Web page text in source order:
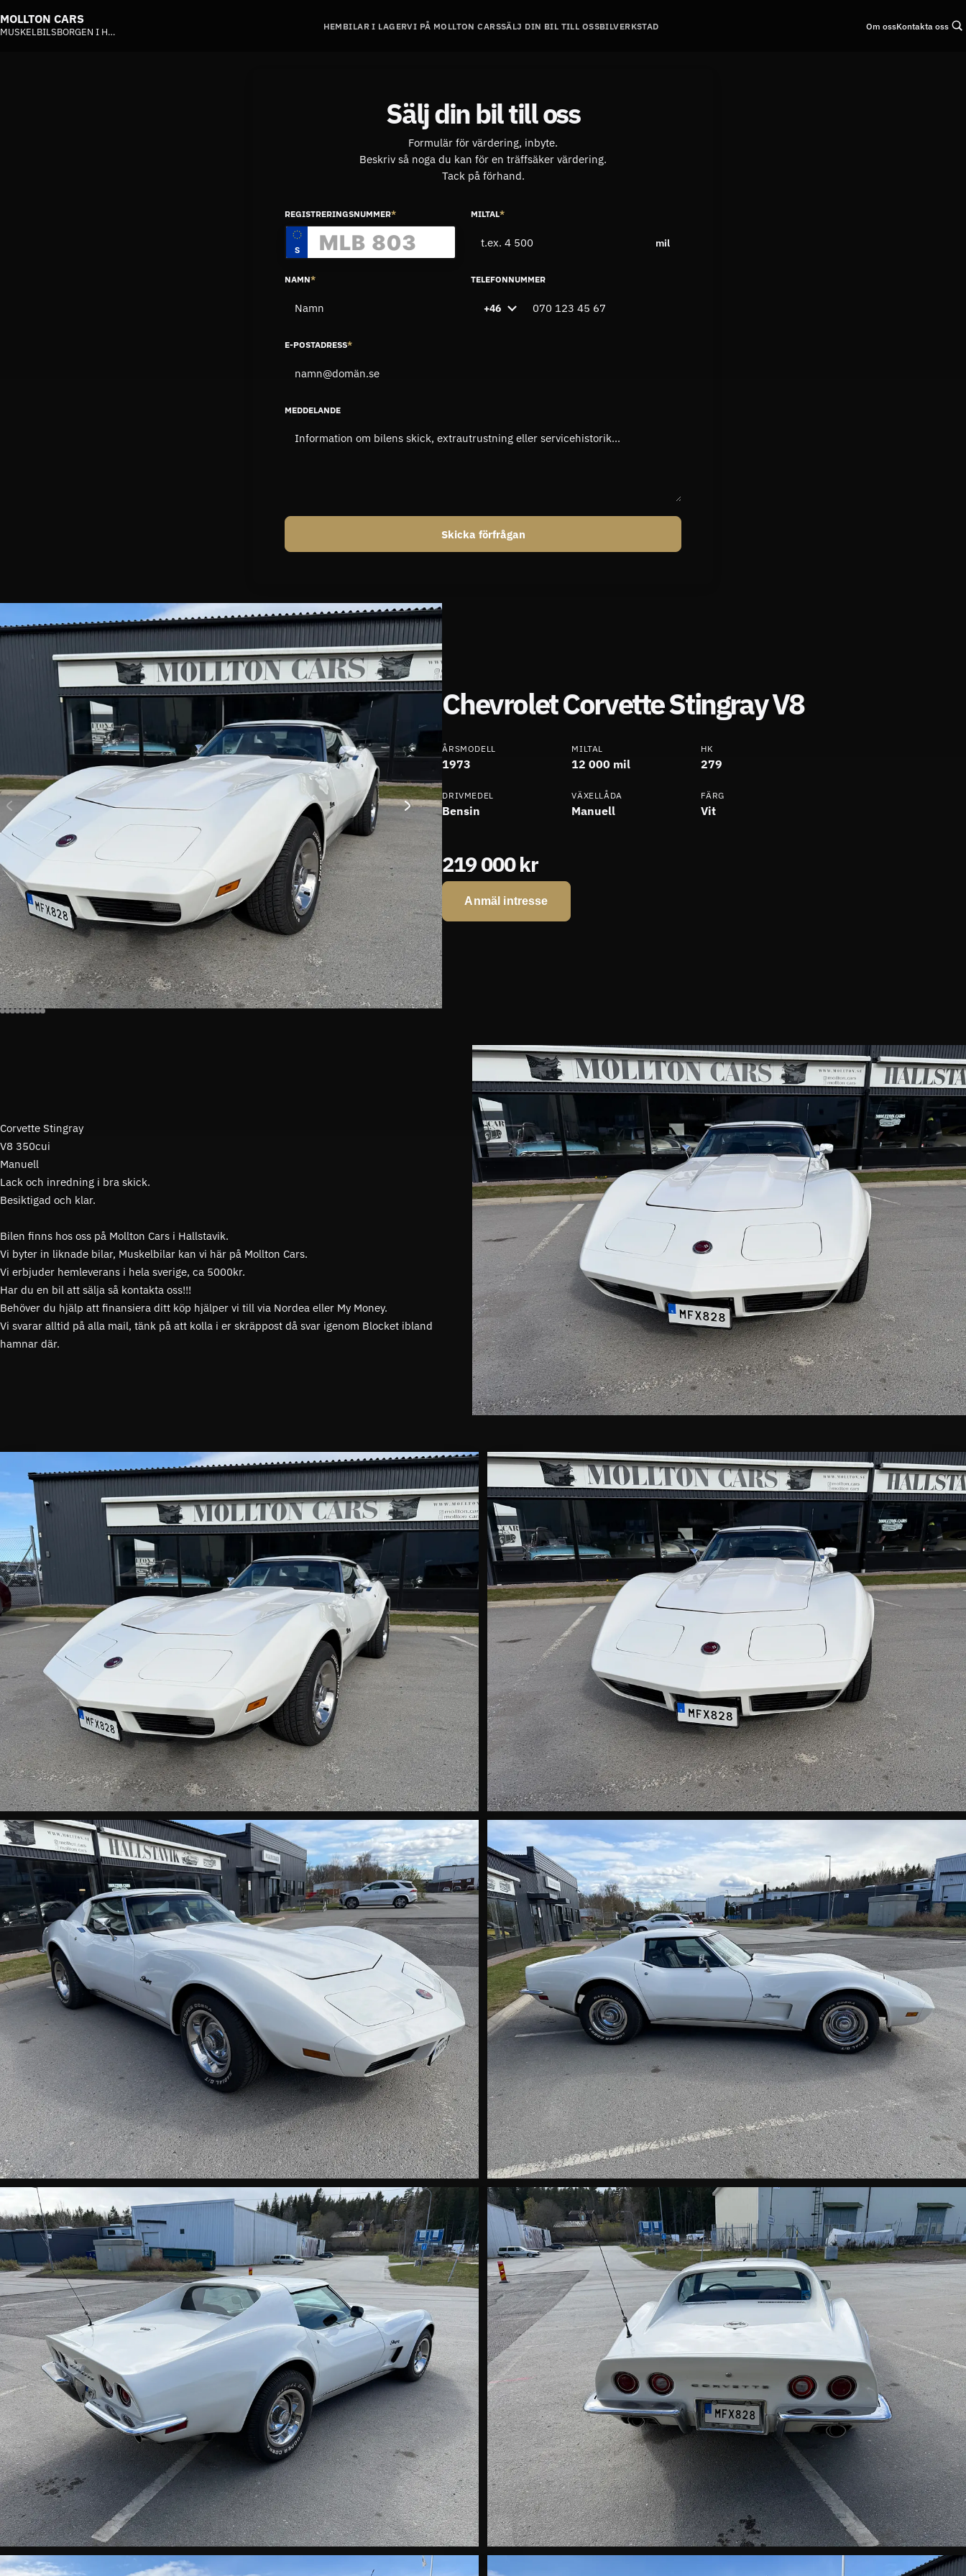
MOLLTON CARS
MUSKELBILSBORGEN I HALLSTAVIK HEM BILAR I LAGERVI PÅ MOLLTON CARSSÄLJ DIN BIL TILL OSSBILVERKSTAD Om ossKontakta oss
Sälj din bil till oss
Formulär för värdering, inbyte.
Beskriv så noga du kan för en träffsäker värdering.
Tack på förhand.
REGISTRERINGSNUMMER*
S
MILTAL*
mil
NAMN* TELEFONNUMMER
+46
E-POSTADRESS*
MEDDELANDE
Skicka förfrågan
Chevrolet Corvette Stingray V8
ÅRSMODELL
1973
MILTAL
12 000 mil
HK
279
DRIVMEDEL
Bensin
VÄXELLÅDA
Manuell
FÄRG
Vit
219 000 kr
Anmäl intresse
Corvette Stingray
V8 350cui
Manuell
Lack och inredning i bra skick.
Besiktigad och klar.
Bilen finns hos oss på Mollton Cars i Hallstavik.
Vi byter in liknade bilar, Muskelbilar kan vi här på Mollton Cars.
Vi erbjuder hemleverans i hela sverige, ca 5000kr.
Har du en bil att sälja så kontakta oss!!!
Behöver du hjälp att finansiera ditt köp hjälper vi till via Nordea eller My Money.
Vi svarar alltid på alla mail, tänk på att kolla i er skräppost då svar igenom Blocket ibland
hamnar där.